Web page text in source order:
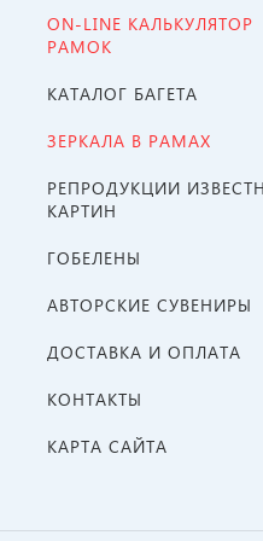
ON-LINE КАЛЬКУЛЯТОР
РАМОК
КАТАЛОГ БАГЕТА
ЗЕРКАЛА В РАМАХ
РЕПРОДУКЦИИ
КАРТИН
ГОБЕЛЕНЫ
АВТОРСКИЕ СУВЕНИРЫ
ДОСТАВКА И ОПЛАТА
КОНТАКТЫ
КАРТА САЙТА